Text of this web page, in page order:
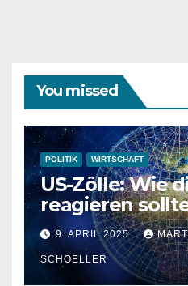
You missed
POLITIK WIRTSCHAFT
US-Zölle: Wie
reagieren
9. APRIL 2025
SCHOELLER